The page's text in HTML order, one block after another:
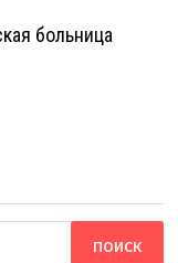
больница